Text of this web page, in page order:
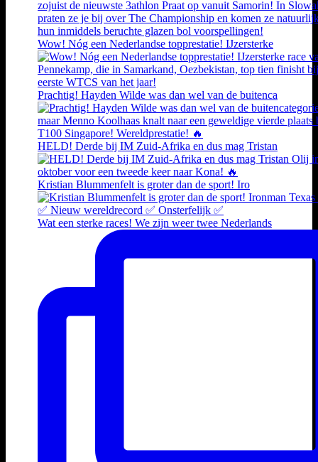
Wow! Nóg een Nederlandse topprestatie! IJzersterke
Prachtig! Hayden Wilde was dan wel van de buitenca
HELD! Derde bij IM Zuid-Afrika en dus mag Tristan
Kristian Blummenfelt is groter dan de sport! Iro
Wat een sterke races! We zijn weer twee Nederlands